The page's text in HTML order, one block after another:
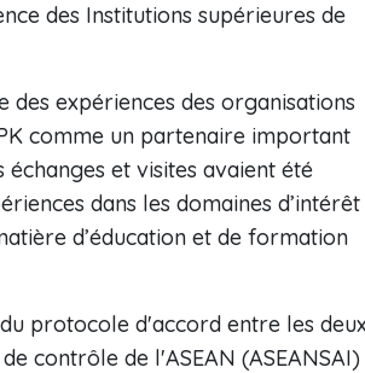
des Institutions supérieures de
des expériences des organisations
comme un partenaire important
échanges et visites avaient été
dans les domaines d’intérêt
d’éducation et de formation
protocole d'accord entre les
contrôle de l'ASEAN (ASEANSAI)